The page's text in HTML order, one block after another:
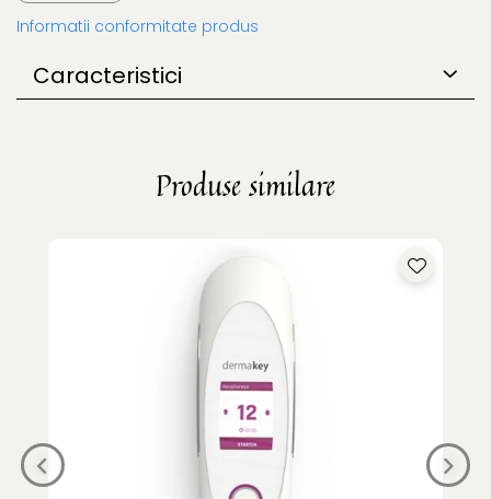
Informatii conformitate produs
Caracteristici
Produse similare